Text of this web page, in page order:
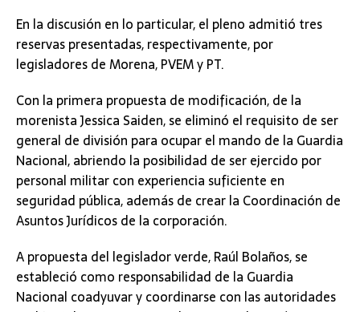
En la discusión en lo particular, el pleno admitió tres
reservas presentadas, respectivamente, por
legisladores de Morena, PVEM y PT.
Con la primera propuesta de modificación, de la
morenista Jessica Saiden, se eliminó el requisito de ser
general de división para ocupar el mando de la Guardia
Nacional, abriendo la posibilidad de ser ejercido por
personal militar con experiencia suficiente en
seguridad pública, además de crear la Coordinación de
Asuntos Jurídicos de la corporación.
A propuesta del legislador verde, Raúl Bolaños, se
estableció como responsabilidad de la Guardia
Nacional coadyuvar y coordinarse con las autoridades